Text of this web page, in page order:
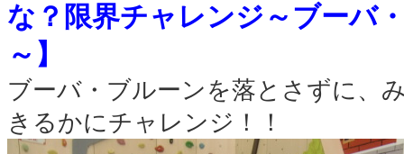
な？限界チャレンジ～ブーバ
～】
ブーバ・ブルーンを落とさずに、
きるかにチャレンジ！！